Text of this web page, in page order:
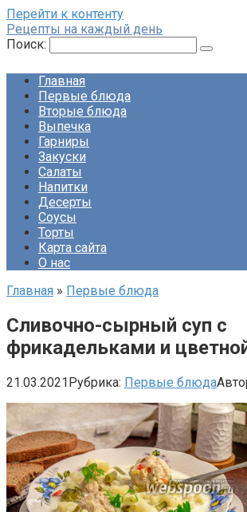
Перейти к контенту
Рецепты на каждый день
Поиск:
Главная
Первые блюда
Вторые блюда
Выпечка
Гарниры
Закуски
Салаты
Напитки
Десерты
Соусы
Торты
Карта сайта
О нас
Главная » Первые блюда
Сливочно-сырный суп с
фрикадельками и
21.03.2021Рубрика: Первые блюда